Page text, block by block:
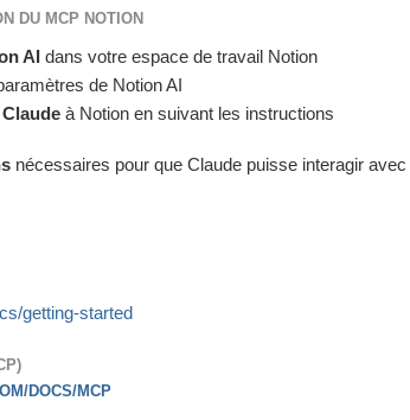
DU MCP NOTION
AI dans votre espace de travail Notion
de Notion AI
à Notion en suivant les instructions
nécessaires pour que Claude puisse interagir avec
getting-started
DOCS/MCP